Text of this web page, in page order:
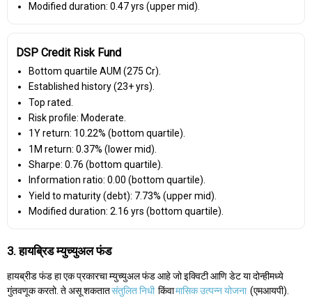
Modified duration: 0.47 yrs (upper mid).
DSP Credit Risk Fund
Bottom quartile AUM (₹275 Cr).
Established history (23+ yrs).
Top rated.
Risk profile: Moderate.
1Y return: 10.22% (bottom quartile).
1M return: 0.37% (lower mid).
Sharpe: 0.76 (bottom quartile).
Information ratio: 0.00 (bottom quartile).
Yield to maturity (debt): 7.73% (upper mid).
Modified duration: 2.16 yrs (bottom quartile).
3. हायब्रिड म्युच्युअल फंड
हायब्रीड फंड हा एक प्रकारचा म्युच्युअल फंड आहे जो इक्विटी आणि डेट या दोन्हीमध्ये
गुंतवणूक करतो. ते असू शकतातसंतुलित निधी किंवामासिक उत्पन्न योजना (एमआयपी).